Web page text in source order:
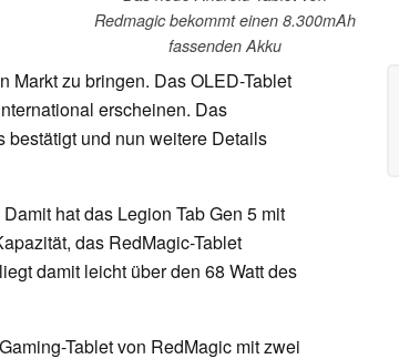
Redmagic bekommt einen 8.300mAh
fassenden Akku
Markt zu bringen. Das OLED-Tablet
erscheinen. Das
bestätigt und nun weitere Details
hat das Legion Tab Gen 5 mit
das RedMagic-Tablet
damit leicht über den 68 Watt des
Tablet von RedMagic mit zwei